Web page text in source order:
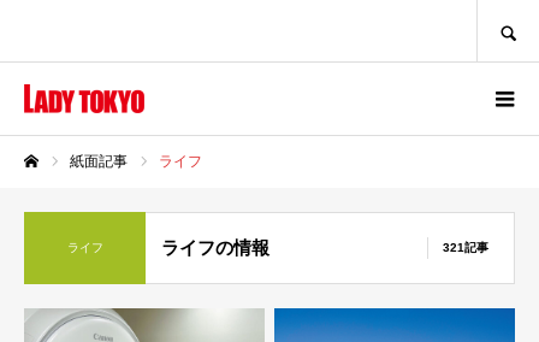
紙面記事 ライフ
ライフ ライフの情報 321記事